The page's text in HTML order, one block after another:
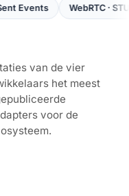
WebRTC · STUN /
van de vier
het meest
voor de